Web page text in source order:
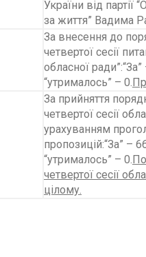
України від партії
за життя” Вадима
За внесення до
четвертої сесії
обласної
“утрималось” – 0.
За прийняття
четвертої сесії
урахуванням
пропозицій:“За” –
“утрималось” – 0.
четвертої сесії
цілому.